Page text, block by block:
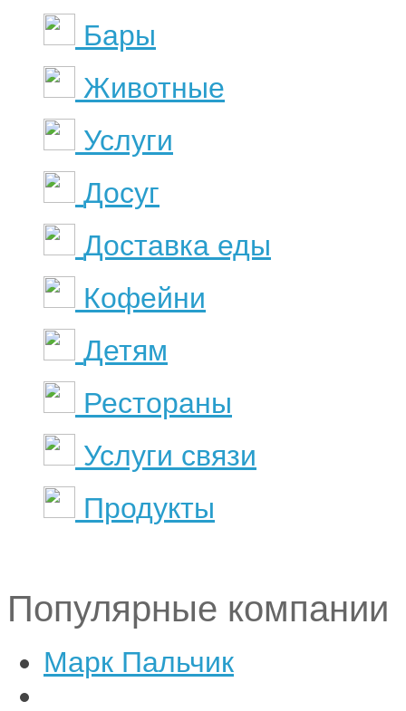
Бары
Животные
Услуги
Досуг
Доставка еды
Кофейни
Детям
Рестораны
Услуги связи
Продукты
Популярные компании
Марк Пальчик